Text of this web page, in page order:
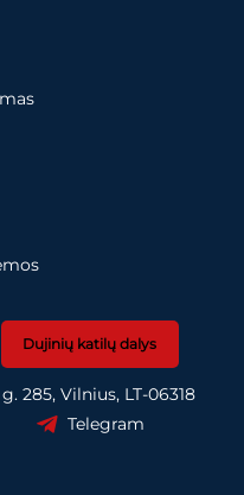
Dujinių katilų dalys
285, Vilnius, LT-06318
Telegram